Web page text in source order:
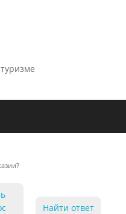
Найти ответ